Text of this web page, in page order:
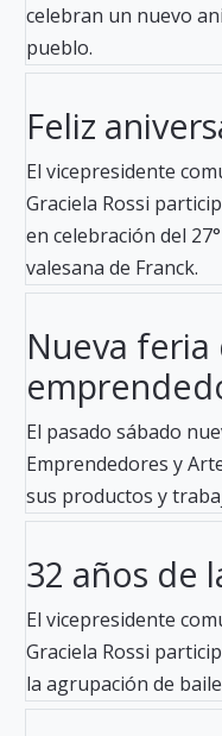
celebran un nuevo
pueblo.
Feliz
El vicepresidente
Graciela Rossi
en celebración del
valesana de Franck.
Nueva feria
El pasado sábado
Emprendedores y
sus productos y
32 años de
El vicepresidente
Graciela Rossi
la agrupación de